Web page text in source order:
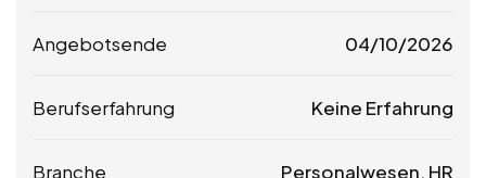
Angebotsende 04/10/2026
Berufserfahrung Keine Erfahrung
Branche Personalwesen, HR